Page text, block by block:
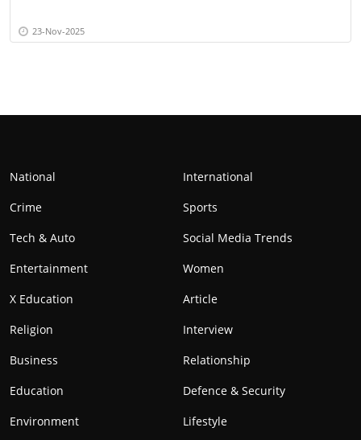
23-Nov-2025
National
International
Crime
Sports
Tech & Auto
Social Media Trends
Entertainment
Women
X Education
Article
Religion
Interview
Business
Relationship
Education
Defence & Security
Environment
Lifestyle